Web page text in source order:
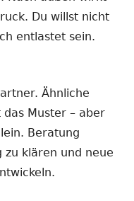
Du willst nicht
entlastet sein.
Ähnliche
Muster – aber
Beratung
klären und neue